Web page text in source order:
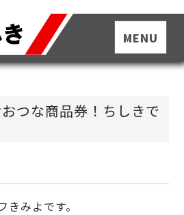
つな商品券！ちしきで
みよです。